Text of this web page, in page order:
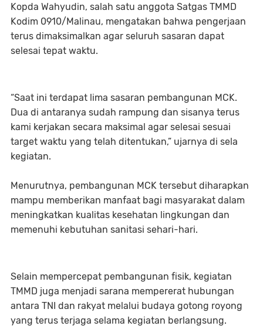
Kopda Wahyudin, salah satu anggota Satgas TMMD
Kodim 0910/Malinau, mengatakan bahwa pengerjaan
terus dimaksimalkan agar seluruh sasaran dapat
selesai tepat waktu.
“Saat ini terdapat lima sasaran pembangunan MCK.
Dua di antaranya sudah rampung dan sisanya terus
kami kerjakan secara maksimal agar selesai sesuai
target waktu yang telah ditentukan,” ujarnya di sela
kegiatan.
Menurutnya, pembangunan MCK tersebut diharapkan
mampu memberikan manfaat bagi masyarakat dalam
meningkatkan kualitas kesehatan lingkungan dan
memenuhi kebutuhan sanitasi sehari-hari.
Selain mempercepat pembangunan fisik, kegiatan
TMMD juga menjadi sarana mempererat hubungan
antara TNI dan rakyat melalui budaya gotong royong
yang terus terjaga selama kegiatan berlangsung.